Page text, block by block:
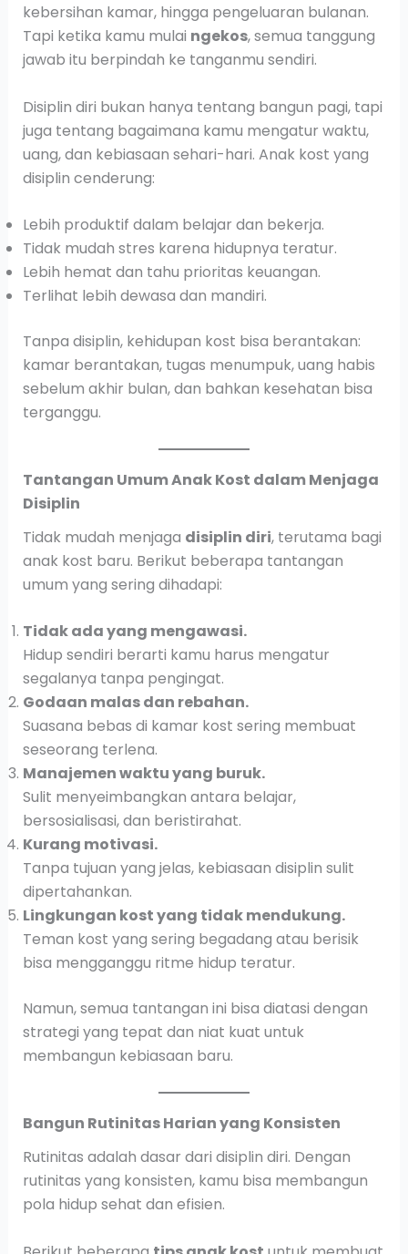
kebersihan kamar, hingga pengeluaran bulanan.
Tapi ketika kamu mulai ngekos, semua tanggung
jawab itu berpindah ke tanganmu sendiri.
Disiplin diri bukan hanya tentang bangun pagi, tapi
juga tentang bagaimana kamu mengatur waktu,
uang, dan kebiasaan sehari-hari. Anak kost yang
disiplin cenderung:
Lebih produktif dalam belajar dan bekerja.
Tidak mudah stres karena hidupnya teratur.
Lebih hemat dan tahu prioritas keuangan.
Terlihat lebih dewasa dan mandiri.
Tanpa disiplin, kehidupan kost bisa berantakan:
kamar berantakan, tugas menumpuk, uang habis
sebelum akhir bulan, dan bahkan kesehatan bisa
terganggu.
Tantangan Umum Anak Kost dalam Menjaga
Disiplin
Tidak mudah menjaga disiplin diri, terutama bagi
anak kost baru. Berikut beberapa tantangan
umum yang sering dihadapi:
Tidak ada yang mengawasi.
Hidup sendiri berarti kamu harus mengatur
segalanya tanpa pengingat.
Godaan malas dan rebahan.
Suasana bebas di kamar kost sering membuat
seseorang terlena.
Manajemen waktu yang buruk.
Sulit menyeimbangkan antara belajar,
bersosialisasi, dan beristirahat.
Kurang motivasi.
Tanpa tujuan yang jelas, kebiasaan disiplin sulit
dipertahankan.
Lingkungan kost yang tidak mendukung.
Teman kost yang sering begadang atau berisik
bisa mengganggu ritme hidup teratur.
Namun, semua tantangan ini bisa diatasi dengan
strategi yang tepat dan niat kuat untuk
membangun kebiasaan baru.
Bangun Rutinitas Harian yang Konsisten
Rutinitas adalah dasar dari disiplin diri. Dengan
rutinitas yang konsisten, kamu bisa membangun
pola hidup sehat dan efisien.